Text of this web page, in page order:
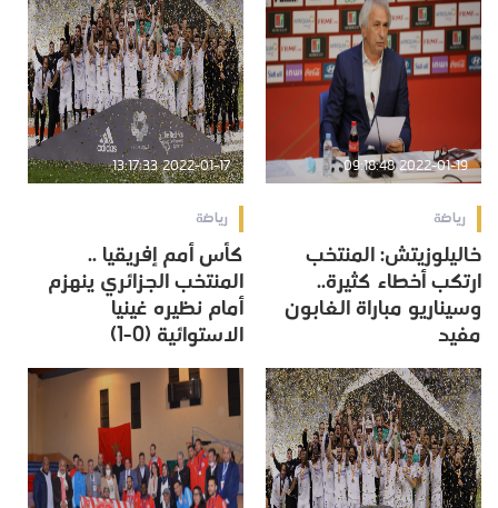
2022-01-19 09:18:48
رياضة
خاليلوزيتش: المنتخب
ارتكب أخطاء كثيرة..
وسيناريو مباراة الغابون
مفيد
2022-01-17 13:17:33
رياضة
كأس أمم إفريقيا ..
المنتخب الجزائري ينهزم
أمام نظيره غينيا
الاستوائية (0-1)